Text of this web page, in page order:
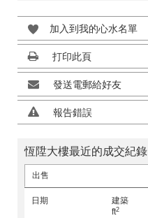
加入到我的心水名單
打印此頁
發送電郵給好友
報告錯誤
恆陞大樓最近的成交紀錄
出售
日期
建築
ft2